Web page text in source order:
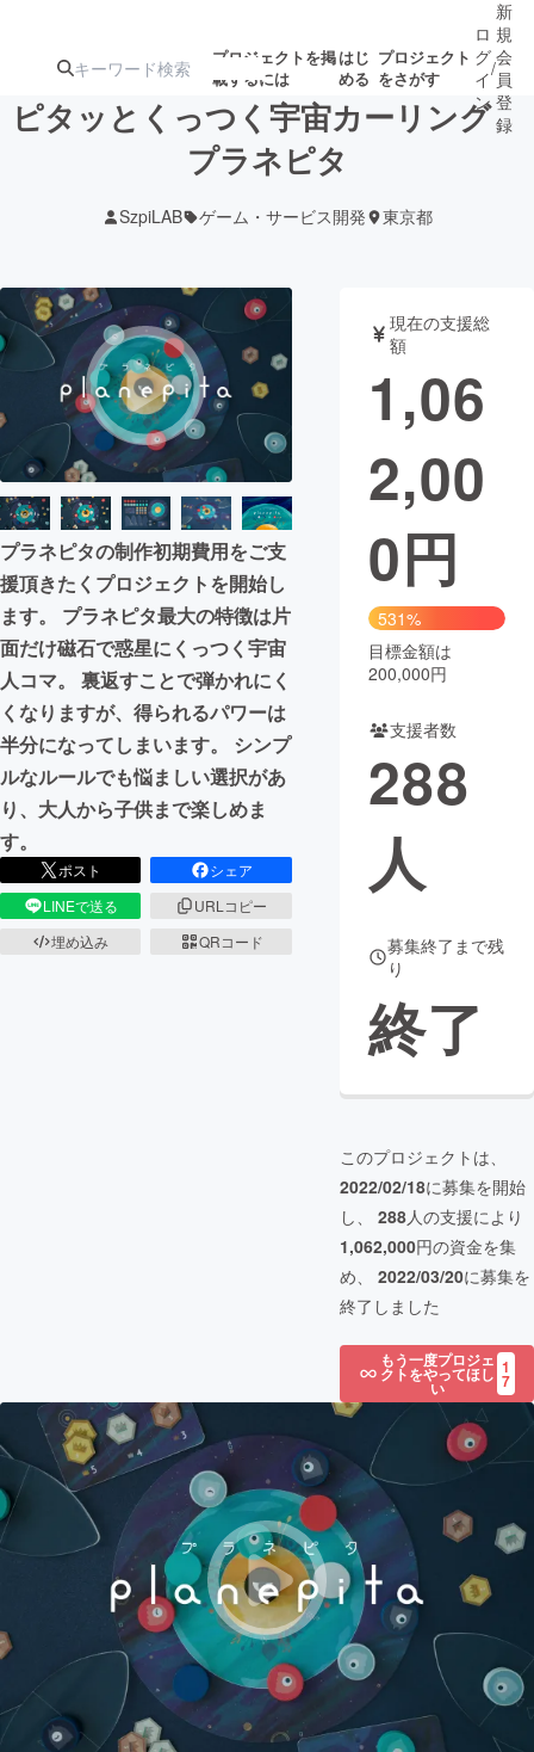
プロジェクトを掲
載するには
はじ
める
プロジェクト
をさがす
ターン
ジェクト
募集終了が近いプ
ロジェクト
されます
アート・写真 音楽
テクノロジー・ガジェット ゲーム・サ
映像・映画
ビジネス・起業
まちづくり・地域活性化
CAMPFIRE for Social Good
CAMPFIRE Creation
CAMPFIREふるさと納税 machi-ya コミュニティ
ロ
グ
イ
ン
/
新
規
会
員
登
録
ピタッとくっつく宇宙カーリング
プラネピタ
SzpiLAB ゲーム・サービス開発 東京都
プラネピタの制作初期費用をご支
援頂きたくプロジェクトを開始し
ます。 プラネピタ最大の特徴は片
面だけ磁石で惑星にくっつく宇宙
人コマ。 裏返すことで弾かれにく
くなりますが、得られるパワーは
半分になってしまいます。 シンプ
ルなルールでも悩ましい選択があ
り、大人から子供まで楽しめま
す。
ポスト
シェア
LINEで送る
URLコピー
埋め込み
QRコード
現在の支援総
額
1,06
2,00
0円
531%
目標金額は
200,000円
支援者数
288
人
募集終了まで残
り
終了
このプロジェクトは、
2022/02/18に募集を開始
し、 288人の支援により
1,062,000円の資金を集
め、 2022/03/20に募集を
終了しました
もう一度プロジェ
クトをやってほし
い
1
7